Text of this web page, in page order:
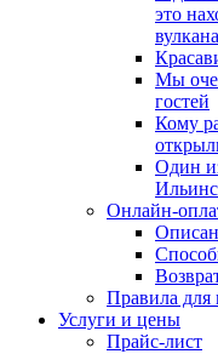
это
Мы
гостей
Кому
Один
Онлайн-
Правила для
Услуги и цены
Прайс-лист